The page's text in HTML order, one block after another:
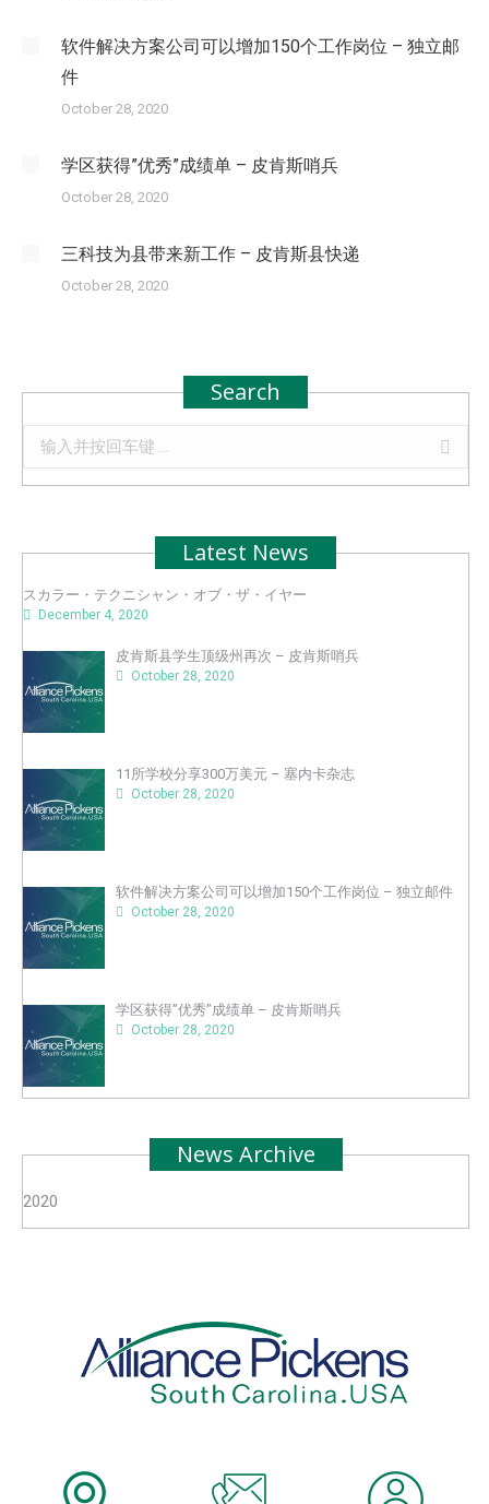
软件解决方案公司可以增加150个工作岗位 – 独立邮
件
October 28, 2020
学区获得”优秀”成绩单 – 皮肯斯哨兵
October 28, 2020
三科技为县带来新工作 – 皮肯斯县快递
October 28, 2020
Search
Search:
Latest News
スカラー・テクニシャン・オブ・ザ・イヤー
December 4, 2020
皮肯斯县学生顶级州再次 – 皮肯斯哨兵
October 28, 2020
11所学校分享300万美元 – 塞内卡杂志
October 28, 2020
软件解决方案公司可以增加150个工作岗位 – 独立邮件
October 28, 2020
学区获得”优秀”成绩单 – 皮肯斯哨兵
October 28, 2020
News Archive
2020